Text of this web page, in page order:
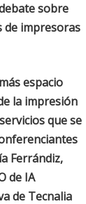
sobre
de impresoras
espacio
la impresión
que se
Ferrándiz,
de IA
de Tecnalia